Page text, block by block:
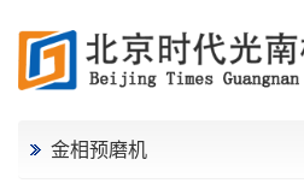
金相预磨机